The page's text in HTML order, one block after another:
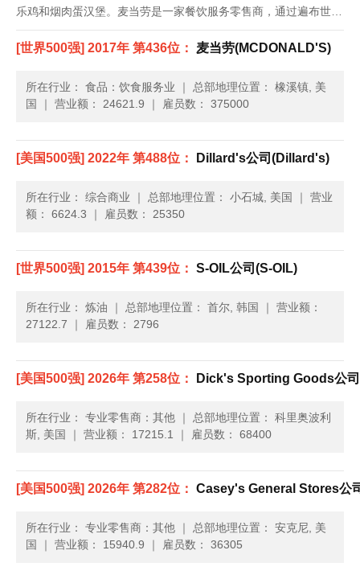
乐鸡和烟肉蛋汉堡。麦当劳是一家餐饮服务零售商，通过遍布世界
各地的餐厅，每天为118个国家约5,000万人提供饮食服务。这家
公司成立于1948年，总部位于伊利诺伊州的欧克......
[世界500强] 2017年 第436位： 麦当劳(MCDONALD'S)
所在行业： 食品：饮食服务业 ｜ 总部地理位置： 橡溪镇, 美
国
｜ 营业额： 24621.9 ｜ 雇员数： 375000
[美国500强] 2022年 第488位： Dillard's公司(Dillard's)
所在行业： 综合商业 ｜ 总部地理位置： 小石城, 美国 ｜ 营业
额： 6624.3 ｜ 雇员数： 25350
[世界500强] 2015年 第439位： S-OIL公司(S-OIL)
所在行业： 炼油 ｜ 总部地理位置： 首尔, 韩国 ｜ 营业额：
27122.7 ｜ 雇员数： 2796
[美国500强] 2026年 第258位： Dick's Sporting Goods公
所在行业： 专业零售商：其他 ｜ 总部地理位置： 科里奥波利
斯, 美国
｜ 营业额： 17215.1 ｜ 雇员数： 68400
[美国500强] 2026年 第282位： Casey's General Stores公
所在行业： 专业零售商：其他 ｜ 总部地理位置： 安克尼, 美
国
｜ 营业额： 15940.9 ｜ 雇员数： 36305